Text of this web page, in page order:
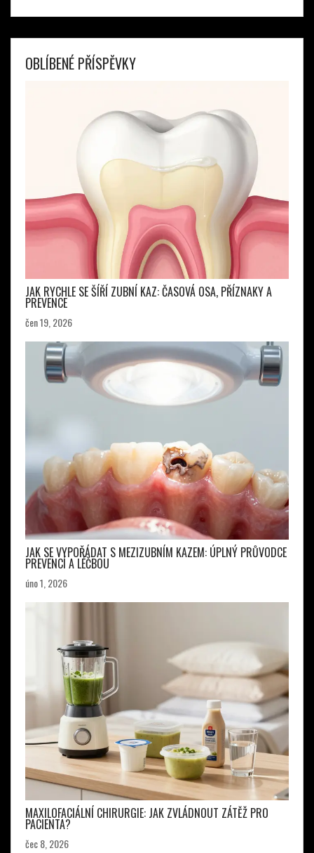
OBLÍBENÉ PŘÍSPĚVKY
JAK RYCHLE SE ŠÍŘÍ ZUBNÍ KAZ: ČASOVÁ OSA, PŘÍZNAKY A
PREVENCE
čen 19, 2026
JAK SE VYPOŘÁDAT S MEZIZUBNÍM KAZEM: ÚPLNÝ PRŮVODCE
PREVENCÍ A LÉČBOU
úno 1, 2026
MAXILOFACIÁLNÍ CHIRURGIE: JAK ZVLÁDNOUT ZÁTĚŽ PRO
PACIENTA?
čec 8, 2026